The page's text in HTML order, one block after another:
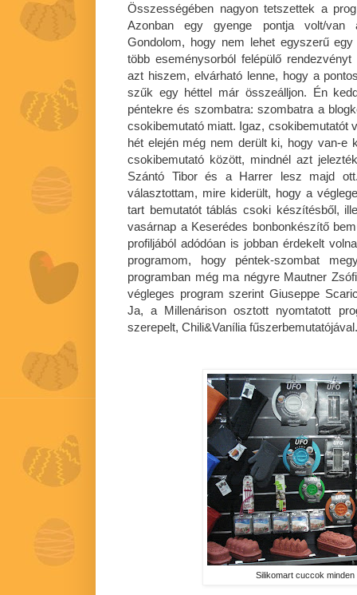
Összességében nagyon tetszettek a
Azonban egy gyenge pontja volt/van
Gondolom, hogy nem lehet egyszerű
több eseménysorból felépülő
azt hiszem, elvárható lenne, hogy a
szűk egy héttel már összeálljon. Én
péntekre és szombatra: szombatra a
csokibemutató miatt. Igaz, csokibemutatót
hét elején még nem derült ki, hogy van-e
csokibemutató között, mindnél azt
Szántó Tibor és a Harrer lesz majd
választottam, mire kiderült, hogy a
tart bemutatót táblás csoki készítésből,
vasárnap a Keserédes bonbonkészítő
profiljából adódóan is jobban érdekelt
programom, hogy péntek-szombat
programban még ma négyre Mautner
végleges program szerint Giuseppe
Ja, a Millenárison osztott nyomtatott
szerepelt, Chili&Vanília
Silikomart cuccok